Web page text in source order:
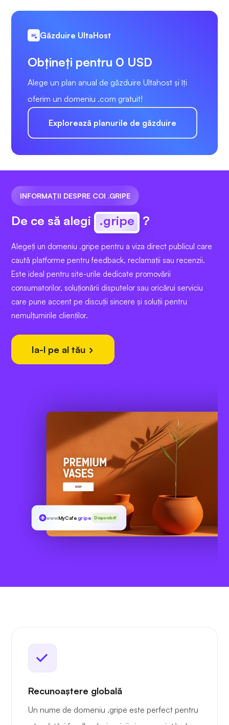
Găzduire UltaHost
Obțineți pentru 0 USD
Alege un plan anual de găzduire Ultahost și îți
oferim un domeniu .com gratuit!
Explorează planurile de găzduire
INFORMAȚII DESPRE COI .GRIPE
De ce să alegi .gripe ?
Alegeți un domeniu .gripe pentru a viza direct publicul care
caută platforme pentru feedback, reclamații sau recenzii.
Este ideal pentru site-urile dedicate promovării
consumatorilor, soluționării disputelor sau oricărui serviciu
care pune accent pe discuții sincere și soluții pentru
nemulțumirile clienților.
Ia-l pe al tău
wwwMyCafe.gripe Disponibil!
Recunoaștere globală
Un nume de domeniu .gripe este perfect pentru